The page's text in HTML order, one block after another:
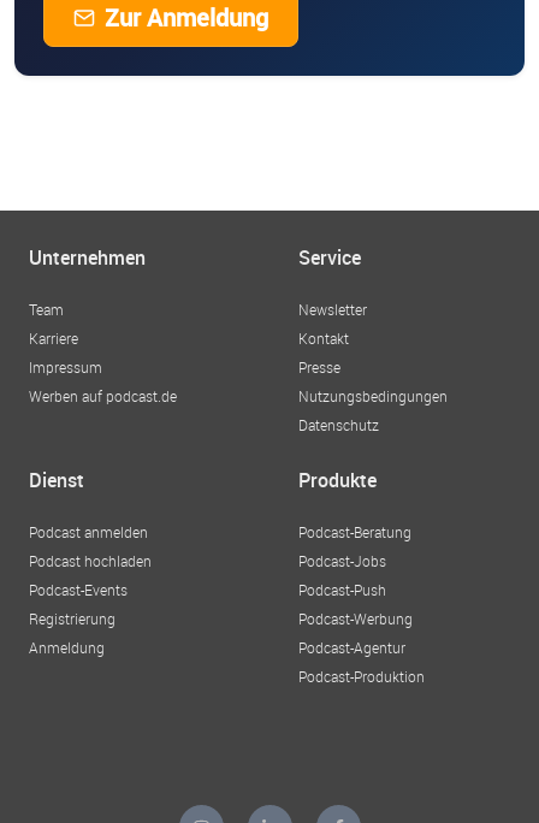
Zur Anmeldung
Unternehmen
Team
Karriere
Impressum
Werben auf podcast.de
Service
Newsletter
Kontakt
Presse
Nutzungsbedingungen
Datenschutz
Dienst
Podcast anmelden
Podcast hochladen
Podcast-Events
Registrierung
Anmeldung
Produkte
Podcast-Beratung
Podcast-Jobs
Podcast-Push
Podcast-Werbung
Podcast-Agentur
Podcast-Produktion